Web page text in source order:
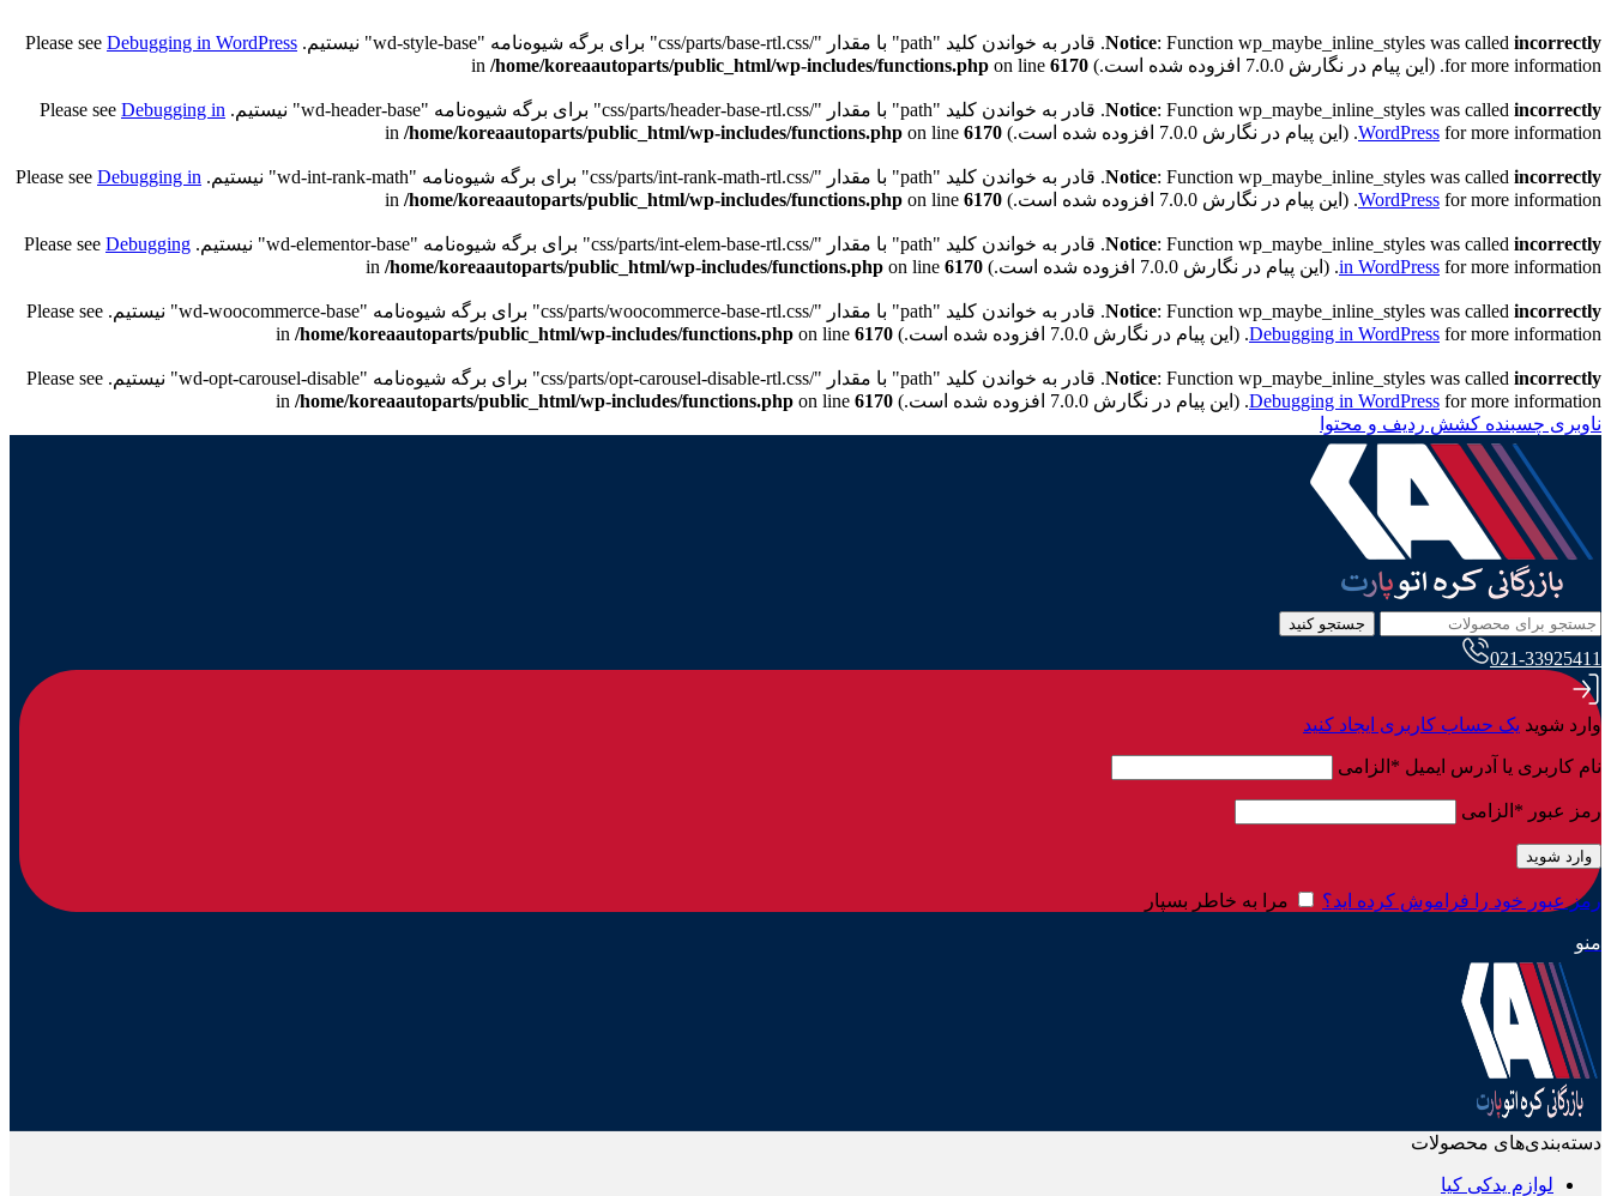
Notice: Function wp_maybe_inline_styles was called incorrectly . قادر به خواندن کلید "path" با مقدار "/css/parts/base-rtl.css" برای برگه شیوه‌نامه "wd-style-base" نیستیم. Please see
Debugging in WordPress
for more information. (این پیام در نگارش 7.0.0 افزوده شده است.) in
/home/koreaautoparts/public_html/wp-includes/functions.php on line 6170
Notice: Function wp_maybe_inline_styles was called incorrectly . قادر به خواندن کلید "path" با مقدار "/css/parts/header-base-rtl.css" برای برگه شیوه‌نامه "wd-header-base" نیستیم. Please see
Debugging in
WordPress for more information. (این پیام در نگارش 7.0.0 افزوده شده است.) in /home/koreaautoparts/public_html/wp-includes/functions.php on line 6170
Notice: Function wp_maybe_inline_styles was called incorrectly . قادر به خواندن کلید "path" با مقدار "/css/parts/int-rank-math-rtl.css" برای برگه شیوه‌نامه "wd-int-rank-math" نیستیم. Please see
Debugging in
WordPress for more information. (این پیام در نگارش 7.0.0 افزوده شده است.) in /home/koreaautoparts/public_html/wp-includes/functions.php on line 6170
Notice: Function wp_maybe_inline_styles was called incorrectly . قادر به خواندن کلید "path" با مقدار "/css/parts/int-elem-base-rtl.css" برای برگه شیوه‌نامه "wd-elementor-base" نیستیم. Please see
Debugging
in WordPress for more information. (این پیام در نگارش 7.0.0 افزوده شده است.) in /home/koreaautoparts/public_html/wp-includes/functions.php on line 6170
Notice: Function wp_maybe_inline_styles was called incorrectly
. قادر به خواندن کلید "path" با مقدار "/css/parts/woocommerce-base-rtl.css" برای برگه شیوه‌نامه "wd-woocommerce-base" نیستیم. Please see
Debugging in WordPress for more information. (این پیام در نگارش 7.0.0 افزوده شده است.) in /home/koreaautoparts/public_html/wp-includes/functions.php on line 6170
Notice: Function wp_maybe_inline_styles was called incorrectly
. قادر به خواندن کلید "path" با مقدار "/css/parts/opt-carousel-disable-rtl.css" برای برگه شیوه‌نامه "wd-opt-carousel-disable" نیستیم. Please see
Debugging in WordPress for more information. (این پیام در نگارش 7.0.0 افزوده شده است.) in /home/koreaautoparts/public_html/wp-includes/functions.php on line 6170
ناوبری چسبنده کشش ردیف و محتوا
جستجو کنید
021-33925411
وارد شوید یک حساب کاربری ایجاد کنید
نام کاربری یا آدرس ایمیل * الزامی
رمز عبور * الزامی
وارد شوید
رمز عبور خود را فراموش کرده اید؟ مرا به خاطر بسپار
منو
دسته‌بندی‌های محصولات
لوازم یدکی کیا